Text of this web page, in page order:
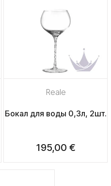
Reale
Бокал для воды 0,3л, 2шт.
195,00 €